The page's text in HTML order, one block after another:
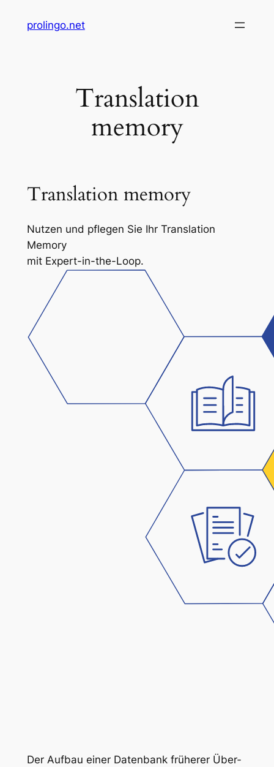
Inhaltprolingo.net
Translation
memory
Translation memory
Nutzen und pflegen Sie Ihr Translation
Memory
mit Expert-in-the-Loop.
Der Auf­bau ei­ner Da­ten­bank frü­he­rer Über­